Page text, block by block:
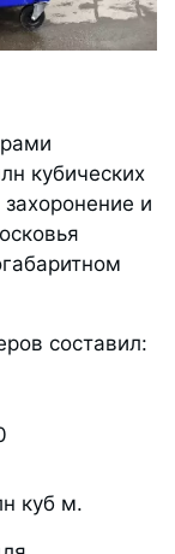
кубических
захоронение и
составил:
куб м.